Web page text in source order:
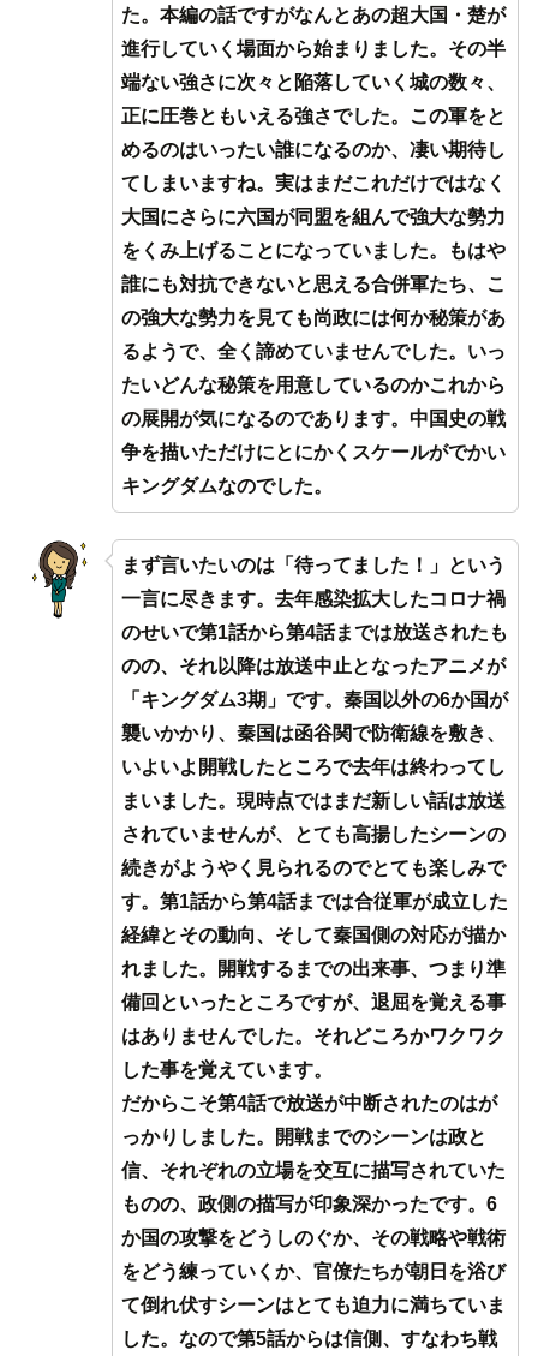
た。本編の話ですがなんとあの超大国・楚が
進行していく場面から始まりました。その半
端ない強さに次々と陥落していく城の数々、
正に圧巻ともいえる強さでした。この軍をと
めるのはいったい誰になるのか、凄い期待し
てしまいますね。実はまだこれだけではなく
大国にさらに六国が同盟を組んで強大な勢力
をくみ上げることになっていました。もはや
誰にも対抗できないと思える合併軍たち、こ
の強大な勢力を見ても尚政には何か秘策があ
るようで、全く諦めていませんでした。いっ
たいどんな秘策を用意しているのかこれから
の展開が気になるのであります。中国史の戦
争を描いただけにとにかくスケールがでかい
キングダムなのでした。
まず言いたいのは「待ってました！」という
一言に尽きます。去年感染拡大したコロナ禍
のせいで第1話から第4話までは放送されたも
のの、それ以降は放送中止となったアニメが
「キングダム3期」です。秦国以外の6か国が
襲いかかり、秦国は函谷関で防衛線を敷き、
いよいよ開戦したところで去年は終わってし
まいました。現時点ではまだ新しい話は放送
されていませんが、とても高揚したシーンの
続きがようやく見られるのでとても楽しみで
す。第1話から第4話までは合従軍が成立した
経緯とその動向、そして秦国側の対応が描か
れました。開戦するまでの出来事、つまり準
備回といったところですが、退屈を覚える事
はありませんでした。それどころかワクワク
した事を覚えています。
だからこそ第4話で放送が中断されたのはが
っかりしました。開戦までのシーンは政と
信、それぞれの立場を交互に描写されていた
ものの、政側の描写が印象深かったです。6
か国の攻撃をどうしのぐか、その戦略や戦術
をどう練っていくか、官僚たちが朝日を浴び
て倒れ伏すシーンはとても迫力に満ちていま
した。なので第5話からは信側、すなわち戦